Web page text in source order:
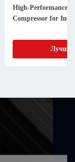
High-Performance
Compressor for